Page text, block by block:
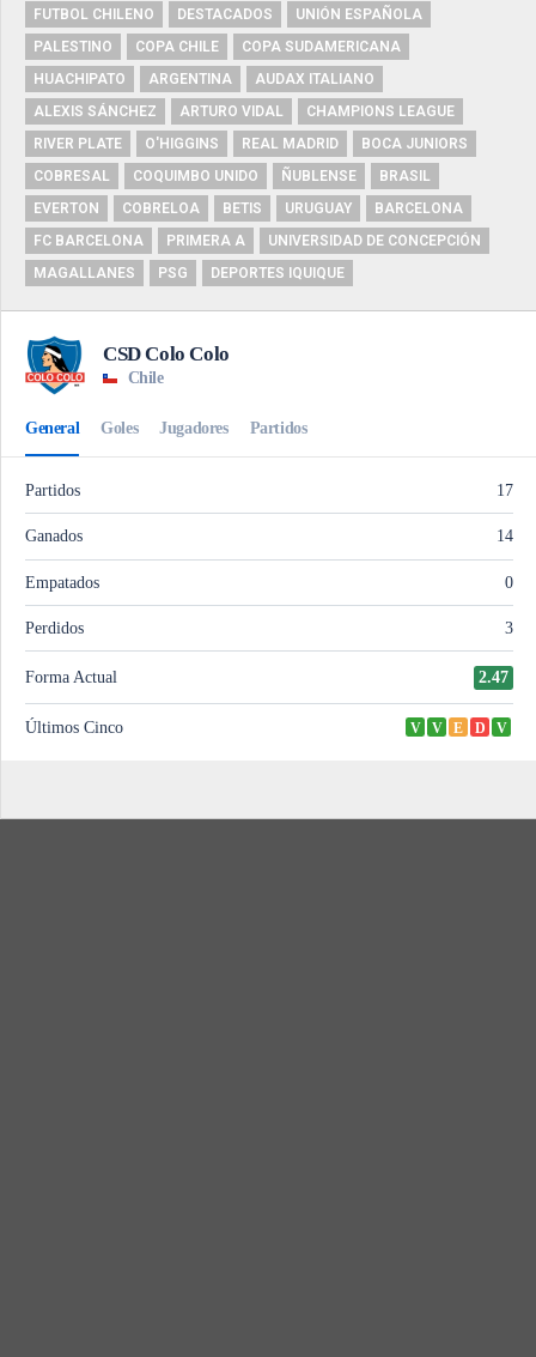
FUTBOL CHILENO
DESTACADOS
UNIÓN ESPAÑOLA
PALESTINO
COPA CHILE
COPA SUDAMERICANA
HUACHIPATO
ARGENTINA
AUDAX ITALIANO
ALEXIS SÁNCHEZ
ARTURO VIDAL
CHAMPIONS LEAGUE
RIVER PLATE
O'HIGGINS REAL MADRID
BOCA JUNIORS
COBRESAL
COQUIMBO UNIDO ÑUBLENSE
BRASIL
EVERTON
COBRELOA BETIS URUGUAY
BARCELONA
FC BARCELONA
PRIMERA A
UNIVERSIDAD DE CONCEPCIÓN
MAGALLANES
PSG DEPORTES IQUIQUE